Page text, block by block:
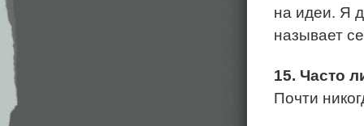
на идеи. Я
называет
15. Часто
Почти